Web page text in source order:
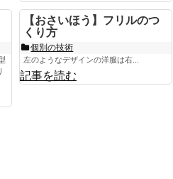
【おさいほう】フリルのつ
くり方
個別の技術
左のようなデザインの洋服は右...
記事を読む